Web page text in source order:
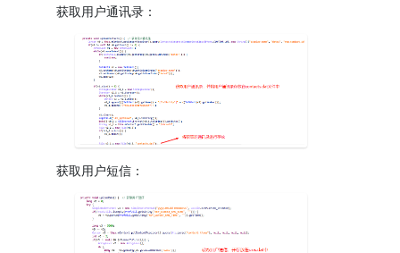
获取用户通讯录：
获取用户短信：